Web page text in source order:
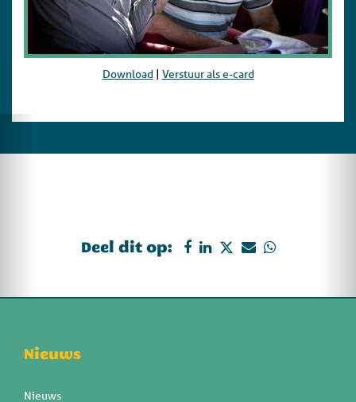
Download| Verstuur als e-card
Deel dit op:
Nieuws
Nieuws